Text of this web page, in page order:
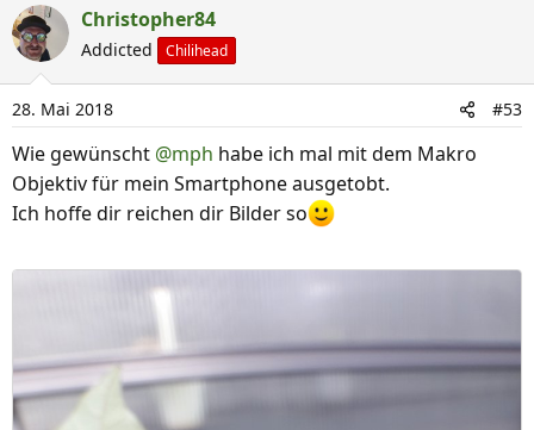
a
k
t
i
o
n
n
:
Christopher84
Addicted Chilihead
28. Mai 2018 #53
Wie gewünscht @mph habe ich mal mit dem Makro
Objektiv für mein Smartphone ausgetobt.
Ich hoffe dir reichen dir Bilder so